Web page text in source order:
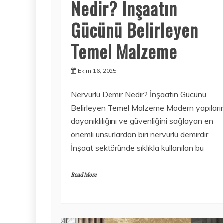
Nedir? İnşaatın
Gücünü Belirleyen
Temel Malzeme
Ekim 16, 2025
Nervürlü Demir Nedir? İnşaatın Gücünü
Belirleyen Temel Malzeme Modern
dayanıklılığını ve güvenliğini sağlayan en
önemli unsurlardan biri nervürlü demirdir.
İnşaat sektöründe sıklıkla kullanılan bu
Read More